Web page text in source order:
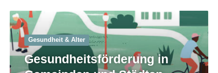
Gesundheit & Alter
Gesundheitsförderung in